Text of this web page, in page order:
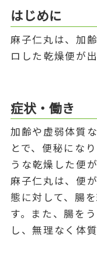
はじめに
麻子仁丸は、加
ロした乾燥便が
症状・働き
加齢や虚弱体質
とで、便秘にな
うな乾燥した便
麻子仁丸は、便
態に対して、腸
す。また、腸を
し、無理なく体